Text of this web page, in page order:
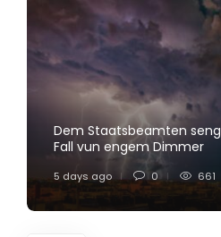
Dem Staatsbeamten
Fall vun engem Dimmer
5 days ago 0 661